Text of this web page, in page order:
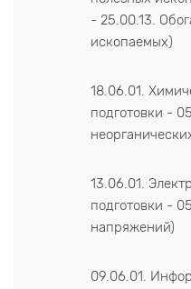
- 25.00.13.
ископаемых)
18.06.01.
подготовки -
13.06.01.
подготовки -
напряжений)
09.06.01.